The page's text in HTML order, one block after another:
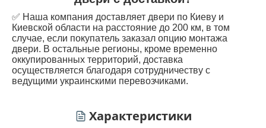
✅ Наша компания доставляет двери по Киеву и
Киевской области на расстояние до 200 км, в том
случае, если покупатель заказал опцию монтажа
двери. В остальные регионы, кроме временно
оккупированных территорий, доставка
осуществляется благодаря сотрудничеству с
ведущими украинскими перевозчиками.
Характеристики